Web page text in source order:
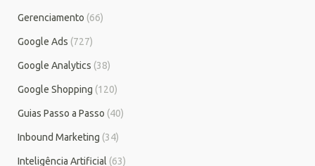
Gerenciamento (66)
Google Ads (727)
Google Analytics (38)
Google Shopping (120)
Guias Passo a Passo (40)
Inbound Marketing (34)
Inteligência Artificial (63)